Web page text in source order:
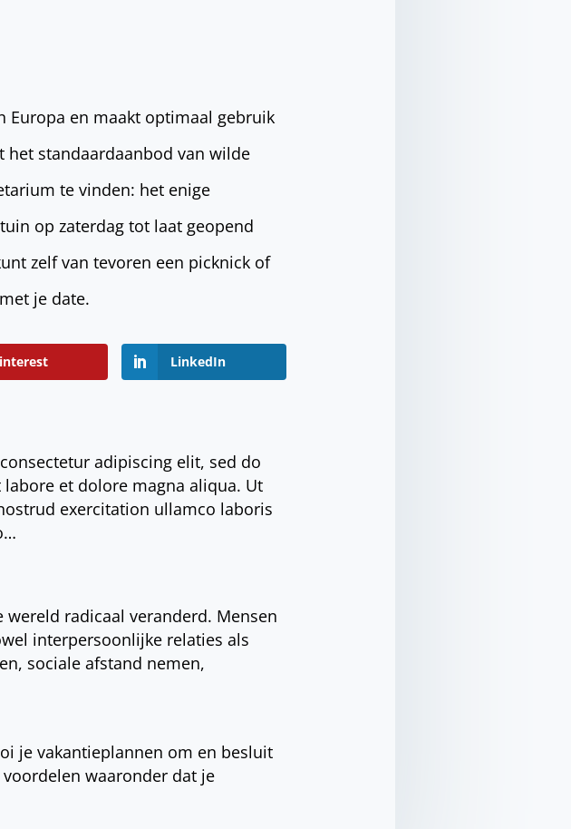
Europa en maakt optimaal gebruik
het standaardaanbod van wilde
te vinden: het enige
op zaterdag tot laat geopend
zelf van tevoren een picknick of
je date.
LinkedIn
adipiscing elit, sed do
et dolore magna aliqua. Ut
exercitation ullamco laboris
radicaal veranderd. Mensen
interpersoonlijke relaties als
sociale afstand nemen,
je vakantieplannen om en besluit
waaronder dat je